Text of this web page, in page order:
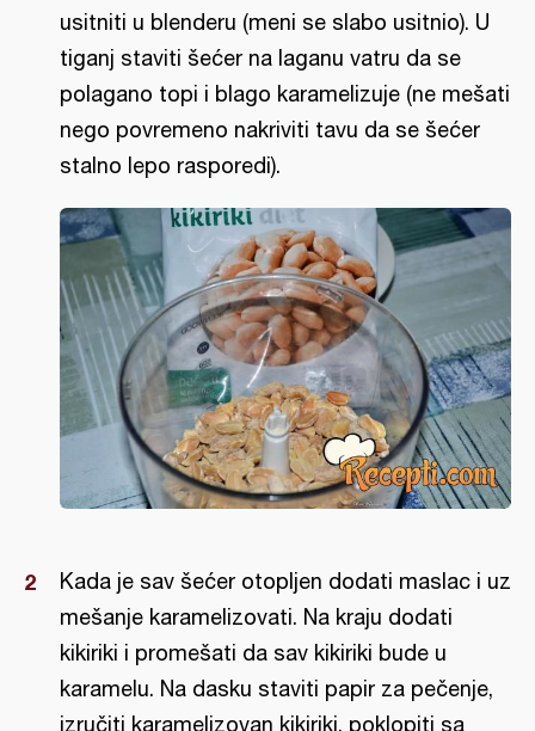
usitniti u blenderu (meni se slabo usitnio). U
tiganj staviti šećer na laganu vatru da se
polagano topi i blago karamelizuje (ne mešati
nego povremeno nakriviti tavu da se šećer
stalno lepo rasporedi).
Kada je sav šećer otopljen dodati maslac i uz
mešanje karamelizovati. Na kraju dodati
kikiriki i promešati da sav kikiriki bude u
karamelu. Na dasku staviti papir za pečenje,
izručiti karamelizovan kikiriki, poklopiti sa